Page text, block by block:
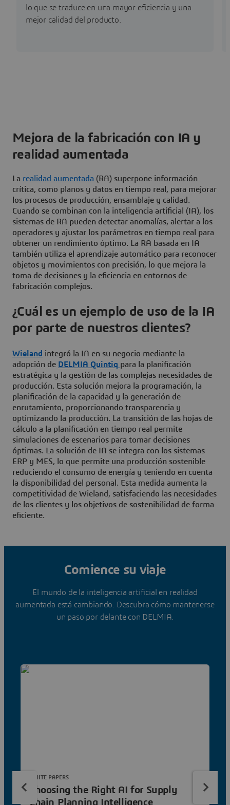
lo que se traduce en una mayor eficiencia y una
mejor calidad del producto.
Mejora de la fabricación con IA y
realidad aumentada
La realidad aumentada (RA) superpone información
crítica, como planos y datos en tiempo real, para mejorar
los procesos de producción, ensamblaje y calidad.
Cuando se combinan con la inteligencia artificial (IA), los
sistemas de RA pueden detectar anomalías, alertar a los
operadores y ajustar los parámetros en tiempo real para
obtener un rendimiento óptimo. La RA basada en IA
también utiliza el aprendizaje automático para reconocer
objetos y movimientos con precisión, lo que mejora la
toma de decisiones y la eficiencia en entornos de
fabricación complejos.
¿Cuál es un ejemplo de uso de la IA
por parte de nuestros clientes?
Wieland integró la IA en su negocio mediante la
adopción de DELMIA Quintiq para la planificación
estratégica y la gestión de las complejas necesidades de
producción. Esta solución mejora la programación, la
planificación de la capacidad y la generación de
enrutamiento, proporcionando transparencia y
optimizando la producción. La transición de las hojas de
cálculo a la planificación en tiempo real permite
simulaciones de escenarios para tomar decisiones
óptimas. La solución de IA se integra con los sistemas
ERP y MES, lo que permite una producción sostenible
reduciendo el consumo de energía y teniendo en cuenta
la disponibilidad del personal. Esta medida aumenta la
competitividad de Wieland, satisfaciendo las necesidades
de los clientes y los objetivos de sostenibilidad de forma
eficiente.
Comience su viaje
El mundo de la inteligencia artificial en realidad
aumentada está cambiando. Descubra cómo mantenerse
un paso por delante con DELMIA.
Choosing the Right AI for Supply
Chain Planning Intelligence
WHITE PAPERS